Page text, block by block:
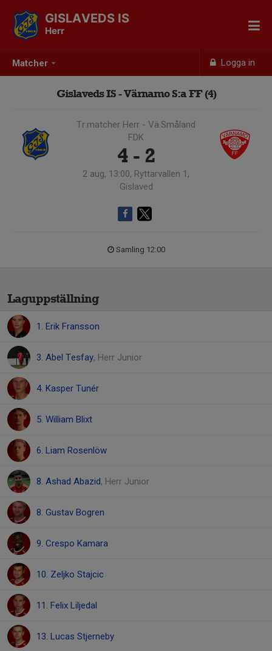
Matcher Logga in
GISLAVEDS IS
Herr
Gislaveds IS - Värnamo S:a FF (4)
Tr.matcher Herr - Vä.Småland
FDK
4 - 2
2 aug, 13:00, Ryttarvallen 1,
Gislaved
Samling 12:00
Laguppställning
1. Erik Fransson
3. Abel Tesfay, Herr Junior
4. Kasper Tunér
5. William Blixt
6. Liam Rosenlöw
8. Ashad Abazid, Herr Junior
8. Gustav Bogren
9. Crespo Kamara
10. Zeljko Stajcic
11. Felix Liljedal
13. Lucas Stjerneby